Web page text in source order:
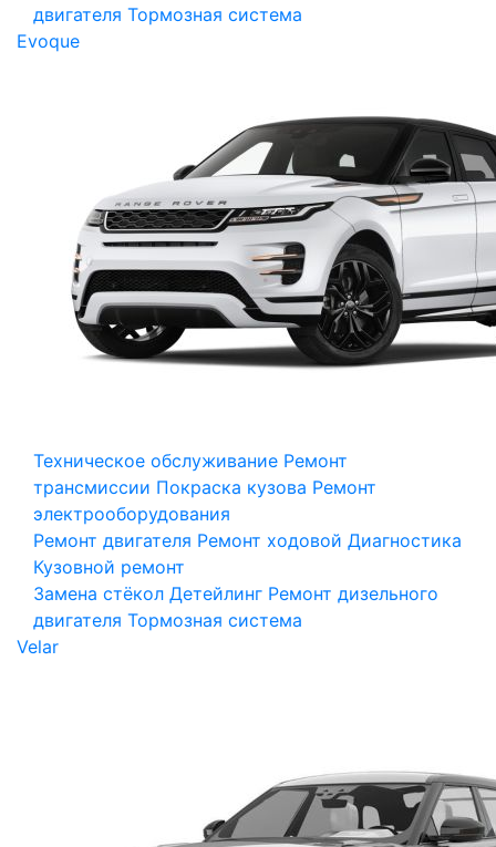
двигателя Тормозная система
Evoque
Техническое обслуживание Ремонт
трансмиссии Покраска кузова Ремонт
электрооборудования
Ремонт двигателя Ремонт ходовой Диагностика
Кузовной ремонт
Замена стёкол Детейлинг Ремонт дизельного
двигателя Тормозная система
Velar